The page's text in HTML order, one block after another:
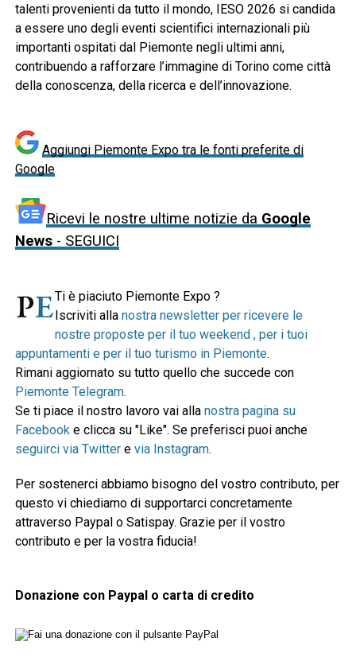
talenti provenienti da tutto il mondo, IESO 2026 si candida
a essere uno degli eventi scientifici internazionali più
importanti ospitati dal Piemonte negli ultimi anni,
contribuendo a rafforzare l’immagine di Torino come città
della conoscenza, della ricerca e dell’innovazione.
Aggiungi Piemonte Expo tra le fonti preferite di
Google
Ricevi le nostre ultime notizie da Google
News- SEGUICI
Ti è piaciuto Piemonte Expo ?
Iscriviti alla nostra newsletter per ricevere le
nostre proposte per il tuo weekend , per i tuoi
appuntamenti e per il tuo turismo in Piemonte.
Rimani aggiornato su tutto quello che succede con
Piemonte Telegram.
Se ti piace il nostro lavoro vai alla nostra pagina su
Facebook e clicca su "Like". Se preferisci puoi anche
seguirci via Twittere via Instagram.
Per sostenerci abbiamo bisogno del vostro contributo, per
questo vi chiediamo di supportarci concretamente
attraverso Paypal o Satispay. Grazie per il vostro
contributo e per la vostra fiducia!
Donazione con Paypal o carta di credito